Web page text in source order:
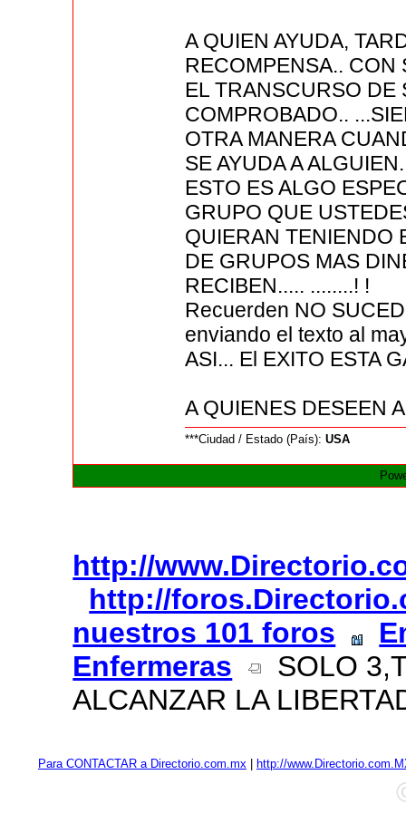
A QUIEN AYUDA,
RECOMPENSA.. CON
EL TRANSCURSO DE
COMPROBADO..
OTRA MANERA
SE AYUDA A
ESTO ES ALGO
GRUPO QUE
QUIERAN TENIENDO
DE GRUPOS MAS
RECIBEN..... ........! !
Recuerden NO
enviando el texto al
ASI... El EXITO ESTA
A QUIENES DESEEN
***Ciudad / Estado (País):USA
http://
http://
nuestros 101 foros
Enfermeras
SOLO
ALCANZAR LA
Para CONTACTAR a Directorio.com.mx http://